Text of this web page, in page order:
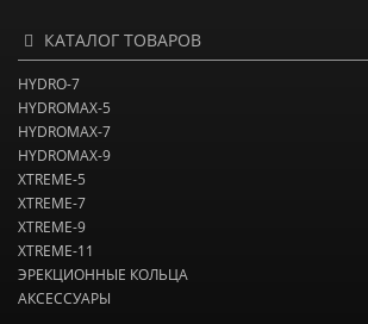
КАТАЛОГ ТОВАРОВ
HYDRO-7
HYDROMAX-5
HYDROMAX-7
HYDROMAX-9
XTREME-5
XTREME-7
XTREME-9
XTREME-11
ЭРЕКЦИОННЫЕ КОЛЬЦА
АКСЕССУАРЫ